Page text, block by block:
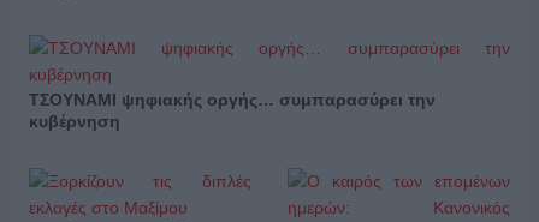
ΤΣΟΥΝΑΜΙ ψηφιακής οργής… συμπαρασύρει την
κυβέρνηση